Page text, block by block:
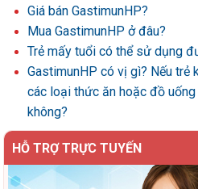
Giá bán GastimunHP?
Mua GastimunHP ở đâu?
Trẻ mấy tuổi có thể sử dụng
GastimunHP có vị gì? Nếu trẻ
các loại thức ăn hoặc đồ
không?
HỖ TRỢ TRỰC TUYẾN